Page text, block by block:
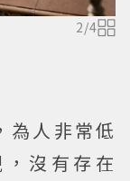
2/4
為人非常低
沒有存在